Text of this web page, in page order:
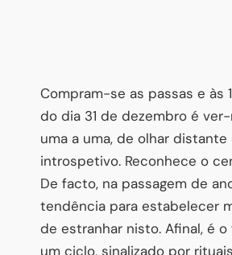
Compram-se as passas e às
do dia 31 de dezembro é
uma a uma, de olhar
introspetivo. Reconhece o
De facto, na passagem de
tendência para estabelecer
de estranhar nisto. Afinal, é
um ciclo, sinalizado por